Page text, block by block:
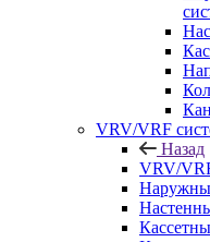
VRV/VRF
Назад
VRV/